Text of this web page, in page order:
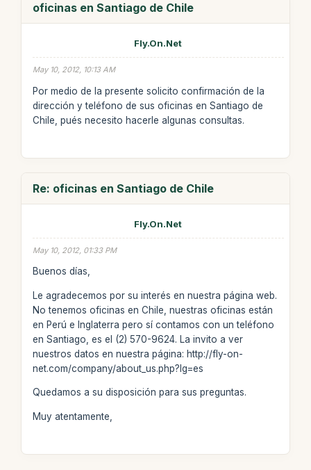
oficinas en Santiago de Chile
Fly.On.Net
May 10, 2012, 10:13 AM
Por medio de la presente solicito confirmación de la
dirección y teléfono de sus oficinas en Santiago de
Chile, pués necesito hacerle algunas consultas.
Re: oficinas en Santiago de Chile
Fly.On.Net
May 10, 2012, 01:33 PM
Buenos días,
Le agradecemos por su interés en nuestra página web.
No tenemos oficinas en Chile, nuestras oficinas están
en Perú e Inglaterra pero sí contamos con un teléfono
en Santiago, es el (2) 570-9624. La invito a ver
nuestros datos en nuestra página: http://fly-on-
net.com/company/about_us.php?lg=es
Quedamos a su disposición para sus preguntas.
Muy atentamente,